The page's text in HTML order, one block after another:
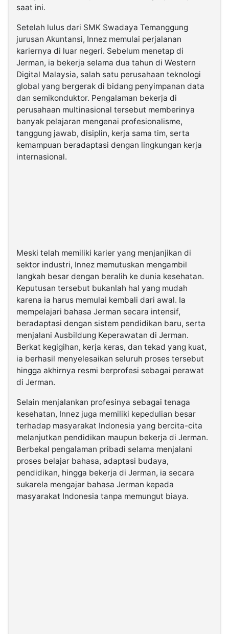
saat ini.
Setelah lulus dari SMK Swadaya Temanggung
jurusan Akuntansi, Innez memulai perjalanan
kariernya di luar negeri. Sebelum menetap di
Jerman, ia bekerja selama dua tahun di Western
Digital Malaysia, salah satu perusahaan teknologi
global yang bergerak di bidang penyimpanan data
dan semikonduktor. Pengalaman bekerja di
perusahaan multinasional tersebut memberinya
banyak pelajaran mengenai profesionalisme,
tanggung jawab, disiplin, kerja sama tim, serta
kemampuan beradaptasi dengan lingkungan kerja
internasional.
Meski telah memiliki karier yang menjanjikan di
sektor industri, Innez memutuskan mengambil
langkah besar dengan beralih ke dunia kesehatan.
Keputusan tersebut bukanlah hal yang mudah
karena ia harus memulai kembali dari awal. Ia
mempelajari bahasa Jerman secara intensif,
beradaptasi dengan sistem pendidikan baru, serta
menjalani Ausbildung Keperawatan di Jerman.
Berkat kegigihan, kerja keras, dan tekad yang kuat,
ia berhasil menyelesaikan seluruh proses tersebut
hingga akhirnya resmi berprofesi sebagai perawat
di Jerman.
Selain menjalankan profesinya sebagai tenaga
kesehatan, Innez juga memiliki kepedulian besar
terhadap masyarakat Indonesia yang bercita-cita
melanjutkan pendidikan maupun bekerja di Jerman.
Berbekal pengalaman pribadi selama menjalani
proses belajar bahasa, adaptasi budaya,
pendidikan, hingga bekerja di Jerman, ia secara
sukarela mengajar bahasa Jerman kepada
masyarakat Indonesia tanpa memungut biaya.